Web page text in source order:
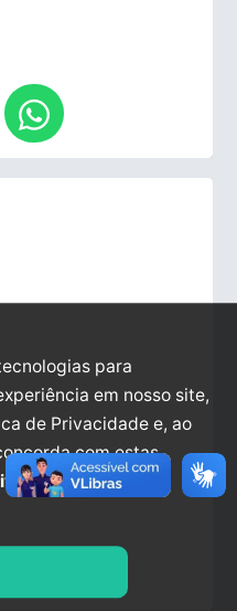
para
em nosso site,
de Privacidade e, ao
com estas